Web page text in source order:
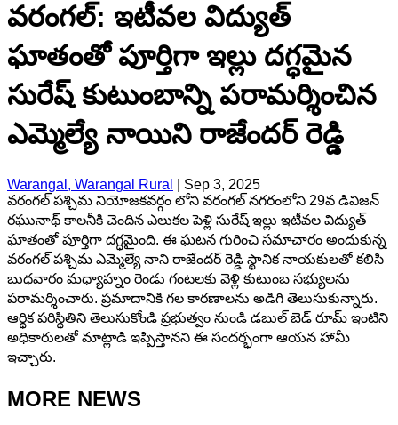
వరంగల్: ఇటీవల విద్యుత్
ఘాతంతో పూర్తిగా ఇల్లు దగ్ధమైన
సురేష్ కుటుంబాన్ని పరామర్శించిన
ఎమ్మెల్యే నాయిని రాజేందర్ రెడ్డి
Warangal, Warangal Rural
Sep 3, 2025
వరంగల్ పశ్చిమ నియోజకవర్గం లోని వరంగల్ నగరంలోని 29వ డివిజన్
రఘునాథ్ కాలనీకి చెందిన ఎలుకల పెళ్లి సురేష్ ఇల్లు ఇటీవల విద్యుత్
ఘాతంతో పూర్తిగా దగ్ధమైంది. ఈ ఘటన గురించి సమాచారం అందుకున్న
వరంగల్ పశ్చిమ ఎమ్మెల్యే నాని రాజేందర్ రెడ్డి స్థానిక నాయకులతో కలిసి
బుధవారం మధ్యాహ్నం రెండు గంటలకు వెళ్లి కుటుంబ సభ్యులను
పరామర్శించారు. ప్రమాదానికి గల కారణాలను అడిగి తెలుసుకున్నారు.
ఆర్థిక పరిస్థితిని తెలుసుకోండి ప్రభుత్వం నుండి డబుల్ బెడ్ రూమ్ ఇంటిని
అధికారులతో మాట్లాడి ఇప్పిస్తానని ఈ సందర్భంగా ఆయన హామీ
ఇచ్చారు.
MORE NEWS